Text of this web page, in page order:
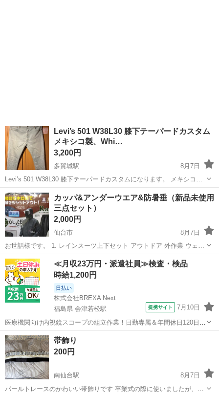
Levi’s 501 W38L30 膝下テーパードカスタム
メキシコ製、Whi…
3,200円
多賀城駅
8月7日
Levi’s 501 W38L30 膝下テーパードカスタムになります。 メキシコ
製、White Oak Cone Denim、ボタン裏4093 カラーは珍しいミントグ
リーンです。 膝下から裾にかけて細くなるようにカスタムさ...
宮城 多賀城市 多賀城駅 パンツ
カッパ&アンダーウエア&防暑垂（新品未使用
三点セット）
2,000円
仙台市
8月7日
お世話様です。 1. レインスーツ上下セット アウトドア 外作業 ウェア
雨カッパ [キタ] レインウェアー NO,1700 LL 参考価格 4,400円 ア
マゾン 3,390円税込 楽天 2,...
宮城 仙台市 その他
≪月収23万円・派遣社員≫検査・検品
時給1,200円
日払い
株式会社BREXA Next
福島県 会津若松駅
提携サイト 7月10日
医療機関向け内視鏡スコープの組立作業！日勤専属＆年間休日120日
★◎20代～40代の男女活躍中！送迎あり！マイカー通勤OK◎無料駐車
場あり★日払いあり◎空調完備で快適作業！《福島県会津若松市》 人
気の工場のお仕事 ◇医療機...
福島 会津若松市
帯飾り
200円
南仙台駅
8月7日
パールトレースのかわいい帯飾りです 卒業式の際に使いましたが、も